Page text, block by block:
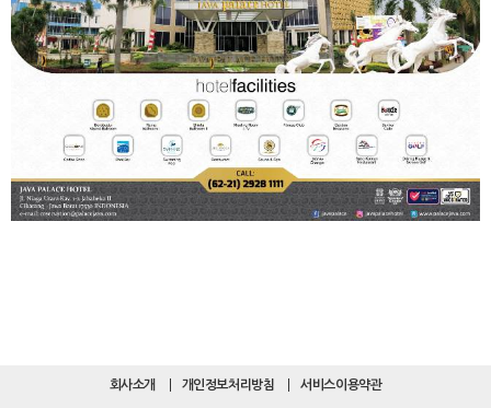
회사소개 개인정보처리방침 서비스이용약관